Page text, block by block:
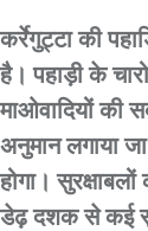
कर्रेगुट्टा की
है। पहाड़ी के
माओवादियों की
अनुमान लगाया
होगा।
डेढ़ दशक से कई